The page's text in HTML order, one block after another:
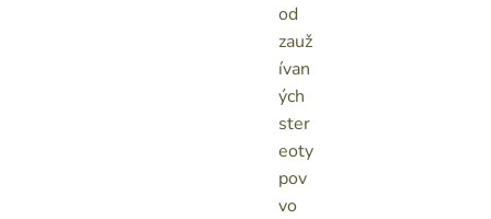
od
zauž
ívan
ých
ster
eoty
pov
vo